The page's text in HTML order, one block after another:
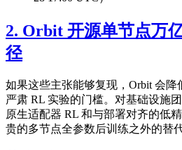
2. Orbit 开源单节点万
径
如果这些主张能够复现，Orbit 会
严肃 RL 实验的门槛。对基础设施
原生适配器 RL 和与部署对齐的低
贵的多节点全参数后训练之外的替